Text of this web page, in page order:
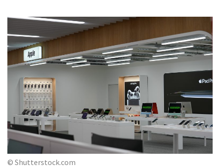
© Shutterstock.com